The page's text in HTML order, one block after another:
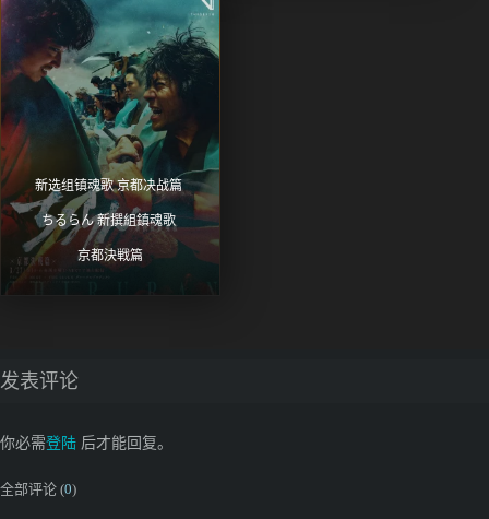
新选组镇魂歌 京都决战篇
ちるらん 新撰組鎮魂歌
京都決戦篇
发表评论
你必需登陆 后才能回复。
全部评论 (0)